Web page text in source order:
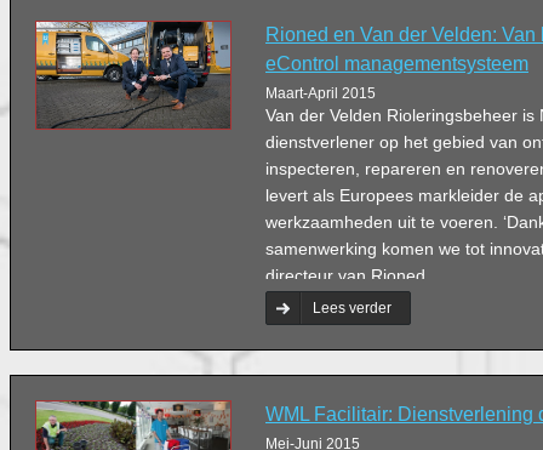
Rioned en Van der Velden: Van
eControl managementsysteem
Maart-April 2015
Van der Velden Rioleringsbeheer is
dienstverlener op het gebied van
inspecteren, repareren en
levert als Europees markleider de
werkzaamheden uit te voeren.
samenwerking komen we tot
directeur van Rioned.
Lees verder
WML Facilitair: Dienstverlening
Mei-Juni 2015